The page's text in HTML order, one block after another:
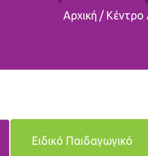
Αρχική /Κέντρο
Ειδικό Παιδαγωγικό